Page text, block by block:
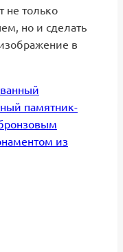
не только
но и сделать
в